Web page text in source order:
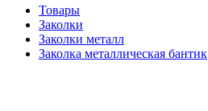
Товары
Заколки
Заколки металл
Заколка металлическая бантик